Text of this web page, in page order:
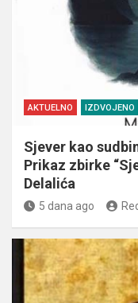
AKTUELNO IZDVOJENO
Sjever kao
Prikaz zbirke
Delalića
5 dana ago